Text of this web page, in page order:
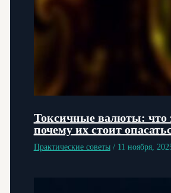
Токсичные валюты: что
почему их стоит
Практические советы/ 11 ноября,